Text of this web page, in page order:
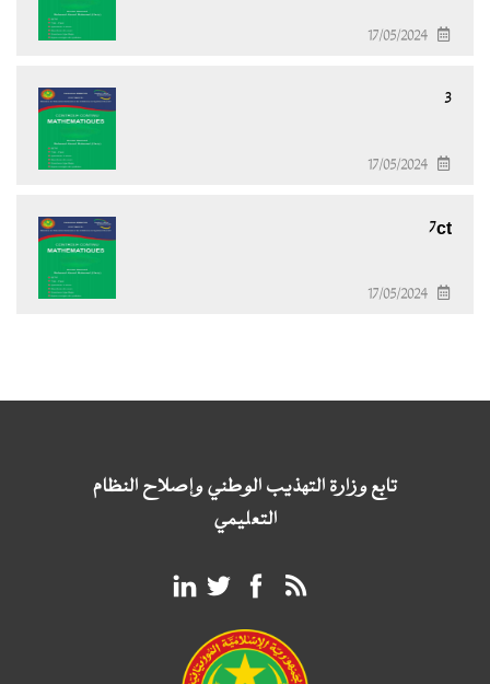
17/05/2024
3
17/05/2024
7ct
17/05/2024
تابع وزارة التهذيب الوطني وإصلاح النظام
التعليمي